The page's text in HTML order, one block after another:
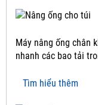
Máy nâng ống chân
nhanh các bao tải
Tìm hiểu thêm